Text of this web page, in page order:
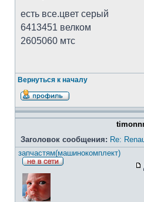
есть все.цвет серый
6413451 велком
2605060 мтс
Вернуться к началу
Заголовок сообщения: Re:
запчастям(машинокомплект)